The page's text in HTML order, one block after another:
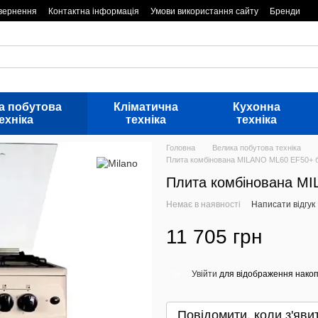
Контактна інформація Умови використання сайту Бренди
побутова
Кліматична
техніка
Кухонна
техніка
Головна
Велика побутова техніка
Плита комбінована MILANO ML60 EF50+
Плита комбінована
Немає в наявності Написати відгук
11 705 грн
Увійти для відображення
Повідомити, коли